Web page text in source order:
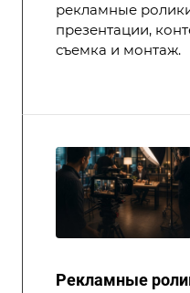
рекламные
презентации,
съемка и монтаж.
Рекламные